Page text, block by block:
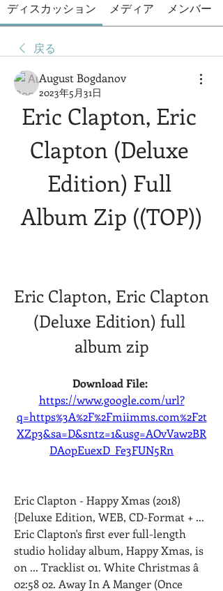
ディスカッション メディア メンバー
戻る
August Bogdanov
2023年5月31日
Eric Clapton, Eric
Clapton (Deluxe
Edition) Full
Album Zip ((TOP))
Eric Clapton, Eric Clapton
(Deluxe Edition) full
album zip
https://www.google.com/url?
q=https%3A%2F%2Fmiimms.com%2F2t
XZp3&sa=D&sntz=1&usg=AOvVaw2BR
DAopEuexD_Fe3FUN5Rn
Eric Clapton - Happy Xmas (2018)
{Deluxe Edition, WEB, CD-Format + ...
Eric Clapton's first ever full-length
studio holiday album, Happy Xmas, is
on ... Tracklist 01. White Christmas â
02:58 02. Away In A Manger (Once